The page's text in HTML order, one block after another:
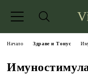
Начало Здраве и Тонус